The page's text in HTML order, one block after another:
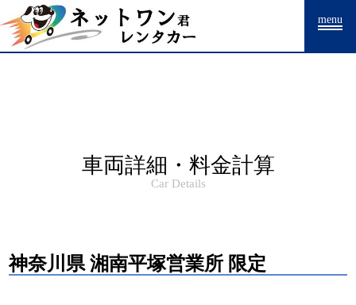
Warning: Undefined array key "HTTP_ACCEPT_LANGUAGE" in
/home/drpnw/netwankun.com/public_html/include/access_log.phpon
line15
menu
車両詳細・料金計算
Car Details
神奈川県 湘南平塚営業所 限定